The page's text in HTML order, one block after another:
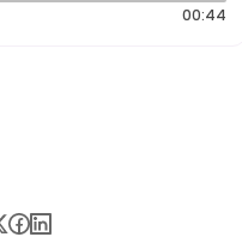
00:44